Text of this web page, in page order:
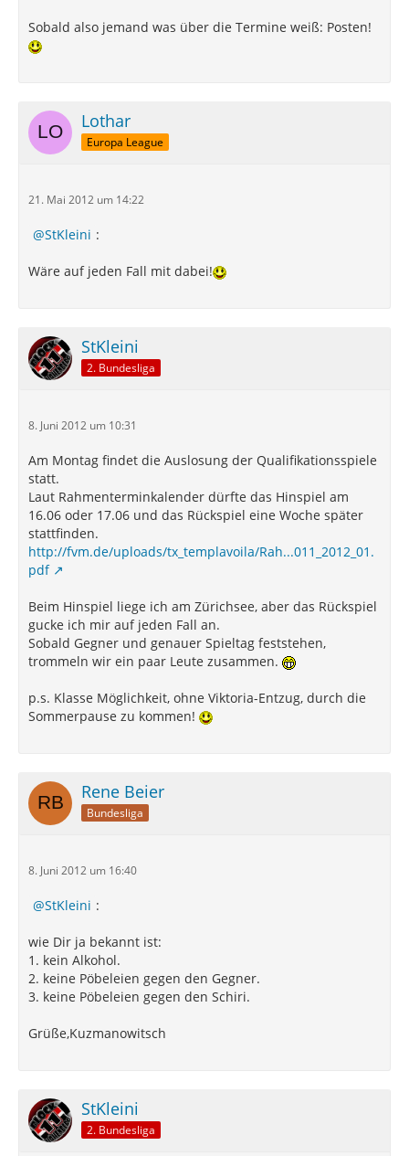
Sobald also jemand was über die Termine weiß: Posten!
Lothar
Europa League
21. Mai 2012 um 14:22
StKleini :
Wäre auf jeden Fall mit dabei!
StKleini
2. Bundesliga
8. Juni 2012 um 10:31
Am Montag findet die Auslosung der Qualifikationsspiele
statt.
Laut Rahmenterminkalender dürfte das Hinspiel am
16.06 oder 17.06 und das Rückspiel eine Woche später
stattfinden.
http://fvm.de/uploads/tx_templavoila/Rah...011_2012_01.
pdf
Beim Hinspiel liege ich am Zürichsee, aber das Rückspiel
gucke ich mir auf jeden Fall an.
Sobald Gegner und genauer Spieltag feststehen,
trommeln wir ein paar Leute zusammen.
p.s. Klasse Möglichkeit, ohne Viktoria-Entzug, durch die
Sommerpause zu kommen!
Rene Beier
Bundesliga
8. Juni 2012 um 16:40
StKleini :
wie Dir ja bekannt ist:
1. kein Alkohol.
2. keine Pöbeleien gegen den Gegner.
3. keine Pöbeleien gegen den Schiri.
Grüße,Kuzmanowitsch
StKleini
2. Bundesliga